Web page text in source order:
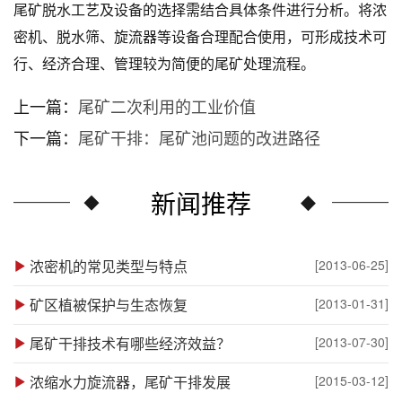
尾矿脱水工艺及设备的选择需结合具体条件进行分析。将浓
密机、脱水筛、旋流器等设备合理配合使用，可形成技术可
行、经济合理、管理较为简便的尾矿处理流程。
上一篇： 尾矿二次利用的工业价值
下一篇： 尾矿干排：尾矿池问题的改进路径
新闻推荐
浓密机的常见类型与特点 [2013-06-25]
矿区植被保护与生态恢复 [2013-01-31]
尾矿干排技术有哪些经济效益？ [2013-07-30]
浓缩水力旋流器，尾矿干排发展 [2015-03-12]